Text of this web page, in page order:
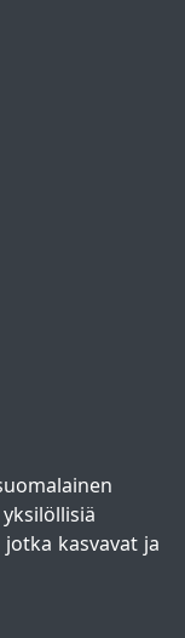
kasvavat ja